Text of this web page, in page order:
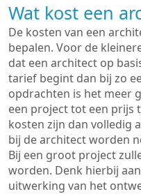
Wat kost een
De kosten van een
bepalen. Voor de
dat een architect op
tarief begint dan bij zo
opdrachten is het meer
een project tot een prijs
kosten zijn dan volledig
bij de architect worden
Bij een groot project
worden. Denk hierbij
uitwerking van het